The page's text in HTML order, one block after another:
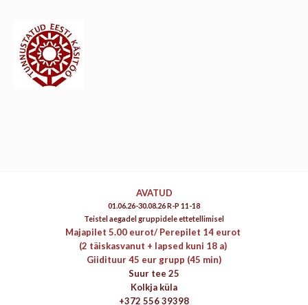
AVATUD
01.06.26-30.08.26 R-P 11-18
Teistel aegadel gruppidele ettetellimisel
Majapilet 5.00 eurot/ Perepilet 14 eurot
(2 täiskasvanut + lapsed kuni 18 a)
Giidituur 45 eur grupp (45 min)
Suur tee 25
Kolkja küla
+372 556 39398